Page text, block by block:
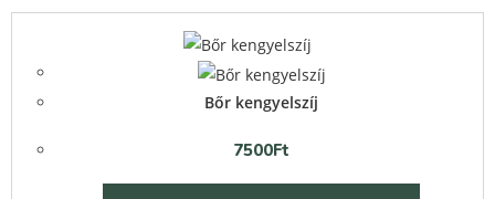
Bőr kengyelszíj
7500Ft